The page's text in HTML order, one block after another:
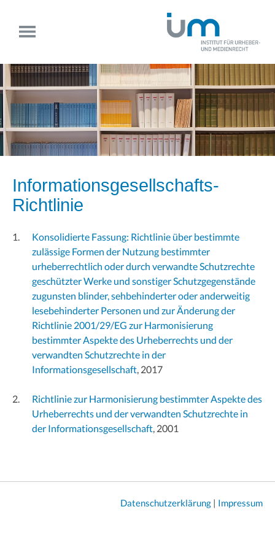
Informationsgesellschafts-
Richtlinie
Konsolidierte Fassung: Richtlinie über bestimmte
zulässige Formen der Nutzung bestimmter
urheberrechtlich oder durch verwandte Schutzrechte
geschützter Werke und sonstiger Schutzgegenstände
zugunsten blinder, sehbehinderter oder anderweitig
lesebehinderter Personen und zur Änderung der
Richtlinie 2001/29/EG zur Harmonisierung
bestimmter Aspekte des Urheberrechts und der
verwandten Schutzrechte in der
Informationsgesellschaft, 2017
Richtlinie zur Harmonisierung bestimmter Aspekte des
Urheberrechts und der verwandten Schutzrechte in
der Informationsgesellschaft, 2001
Datenschutzerklärung | Impressum